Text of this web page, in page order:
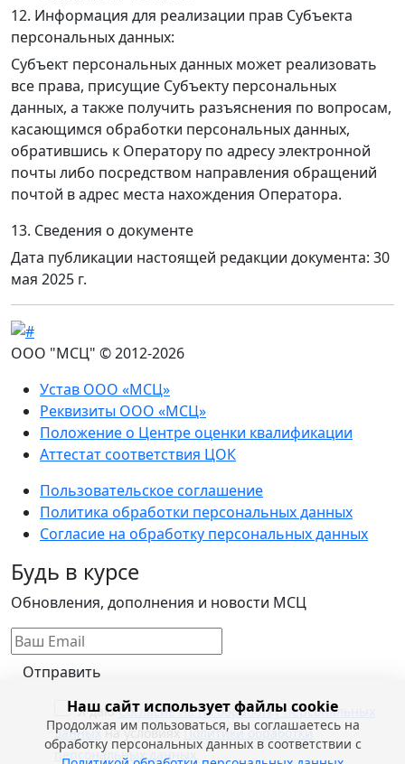
12. Информация для реализации прав Субъекта
персональных данных:
Субъект персональных данных может реализовать
все права, присущие Субъекту персональных
данных, а также получить разъяснения по вопросам,
касающимся обработки персональных данных,
обратившись к Оператору по адресу электронной
почты либо посредством направления обращений
почтой в адрес места нахождения Оператора.
13. Сведения о документе
Дата публикации настоящей редакции документа: 30
мая 2025 г.
ООО "МСЦ" © 2012-2026
Устав ООО «МСЦ»
Реквизиты ООО «МСЦ»
Положение о Центре оценки квалификации
Аттестат соответствия ЦОК
Пользовательское соглашение
Политика обработки персональных данных
Согласие на обработку персональных данных
Наш сайт использует файлы cookie
Продолжая им пользоваться, вы соглашаетесь на
обработку персональных данных в соответствии с
Будь в курсе
Обновления, дополнения и новости МСЦ
Отправить
Я даюСогласие на на обработку персональных
данныхна условияхПолитики обработки
персональных данных